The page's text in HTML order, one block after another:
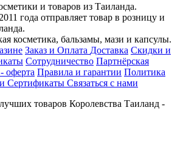
и товаров из Таиланда.
года отправляет товар в розницу и
косметика, бальзамы, мази и капсулы.
Заказ и Оплата Доставка Скидки и
Сотрудничество Партнёрская
оферта Правила и гарантии Политика
Сертификаты Связаться с нами
товаров Королевства Таиланд -